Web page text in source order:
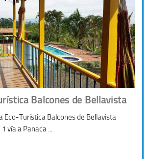
Balcones de Bellavista
Eco-Turística Balcones de Bellavista
vía a Panaca ...